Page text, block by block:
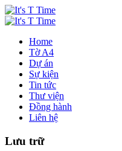
Home
Tờ A4
Dự án
Sự kiện
Tin tức
Thư viện
Đồng hành
Liên hệ
Lưu trữ